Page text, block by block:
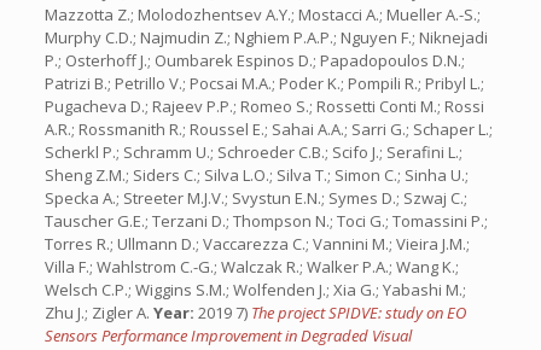
Mazzotta Z.; Molodozhentsev A.Y.; Mostacci A.; Mueller A.-S.;
Murphy C.D.; Najmudin Z.; Nghiem P.A.P.; Nguyen F.; Niknejadi
P.; Osterhoff J.; Oumbarek Espinos D.; Papadopoulos D.N.;
Patrizi B.; Petrillo V.; Pocsai M.A.; Poder K.; Pompili R.; Pribyl L.;
Pugacheva D.; Rajeev P.P.; Romeo S.; Rossetti Conti M.; Rossi
A.R.; Rossmanith R.; Roussel E.; Sahai A.A.; Sarri G.; Schaper L.;
Scherkl P.; Schramm U.; Schroeder C.B.; Scifo J.; Serafini L.;
Sheng Z.M.; Siders C.; Silva L.O.; Silva T.; Simon C.; Sinha U.;
Specka A.; Streeter M.J.V.; Svystun E.N.; Symes D.; Szwaj C.;
Tauscher G.E.; Terzani D.; Thompson N.; Toci G.; Tomassini P.;
Torres R.; Ullmann D.; Vaccarezza C.; Vannini M.; Vieira J.M.;
Villa F.; Wahlstrom C.-G.; Walczak R.; Walker P.A.; Wang K.;
Welsch C.P.; Wiggins S.M.; Wolfenden J.; Xia G.; Yabashi M.;
Zhu J.; Zigler A. Year: 2019 7) The project SPIDVE: study on EO
Sensors Performance Improvement in Degraded Visual